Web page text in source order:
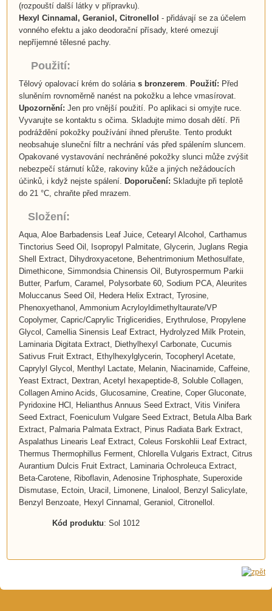
(rozpouští další látky v přípravku).
Hexyl Cinnamal, Geraniol, Citronellol - přidávají se za účelem
vonného efektu a jako deodorační přísady, které omezují
nepříjemné tělesné pachy.
Použití:
Tělový opalovací krém do solária s bronzerem Použití: Před
sluněním rovnoměrně nanést na pokožku a lehce vmasírovat.
Upozornění: Jen pro vnější použití. Po aplikaci si omyjte ruce.
Vyvarujte se kontaktu s očima. Skladujte mimo dosah dětí. Při
podráždění pokožky používání ihned přerušte. Tento produkt
neobsahuje sluneční filtr a nechrání vás před spálením sluncem.
Opakované vystavování nechráněné pokožky slunci může zvýšit
nebezpečí stárnutí kůže, rakoviny kůže a jiných nežádoucích
účinků, i když nejste spálení. Doporučení: Skladujte při teplotě
do 21 °C, chraňte před mrazem.
Složení:
Aqua, Aloe Barbadensis Leaf Juice, Cetearyl Alcohol, Carthamus
Tinctorius Seed Oil, Isopropyl Palmitate, Glycerin, Juglans Regia
Shell Extract, Dihydroxyacetone, Behentrimonium Methosulfate,
Dimethicone, Simmondsia Chinensis Oil, Butyrospermum Parkii
Butter, Parfum, Caramel, Polysorbate 60, Sodium PCA, Aleurites
Moluccanus Seed Oil, Hedera Helix Extract, Tyrosine,
Phenoxyethanol, Ammonium Acryloyldimethyltaurate/VP
Copolymer, Capric/Caprylic Trigliceridies, Erythrulose, Propylene
Glycol, Camellia Sinensis Leaf Extract, Hydrolyzed Milk Protein,
Laminaria Digitata Extract, Diethylhexyl Carbonate, Cucumis
Sativus Fruit Extract, Ethylhexylglycerin, Tocopheryl Acetate,
Caprylyl Glycol, Menthyl Lactate, Melanin, Niacinamide, Caffeine,
Yeast Extract, Dextran, Acetyl hexapeptide-8, Soluble Collagen,
Collagen Amino Acids, Glucosamine, Creatine, Coper Gluconate,
Pyridoxine HCl, Helianthus Annuus Seed Extract, Vitis Vinifera
Seed Extract, Foeniculum Vulgare Seed Extract, Betula Alba Bark
Extract, Palmaria Palmata Extract, Pinus Radiata Bark Extract,
Aspalathus Linearis Leaf Extract, Coleus Forskohlii Leaf Extract,
Thermus Thermophillus Ferment, Chlorella Vulgaris Extract, Citrus
Aurantium Dulcis Fruit Extract, Laminaria Ochroleuca Extract,
Beta-Carotene, Riboflavin, Adenosine Triphosphate, Superoxide
Dismutase, Ectoin, Uracil, Limonene, Linalool, Benzyl Salicylate,
Benzyl Benzoate, Hexyl Cinnamal, Geraniol, Citronellol.
Kód produktu: Sol 1012